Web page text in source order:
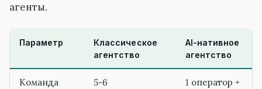
агенты.
Параметр
Классическое
агентство
AI-нативное
агентство
Команда
5-6
1 оператор +